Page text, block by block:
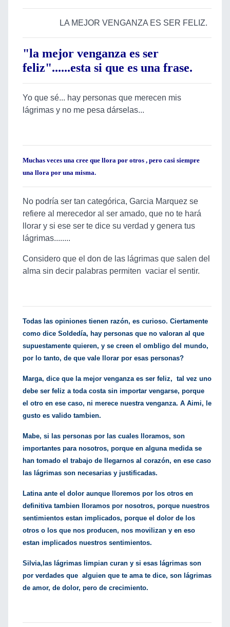
LA MEJOR VENGANZA ES SER FELIZ.
"la mejor venganza es ser
feliz"......esta si que es una frase.
Yo que sé... hay personas que merecen mis
lágrimas y no me pesa dárselas...
Muchas veces una cree que llora por otros , pero casi siempre
una llora por una misma.
No podría ser tan categórica, Garcia Marquez se
refiere al merecedor al ser amado, que no te hará
llorar y si ese ser te dice su verdad y genera tus
lágrimas........
Considero que el don de las lágrimas que salen del
alma sin decir palabras permiten vaciar el sentir.
Todas las opiniones tienen razón, es curioso. Ciertamente
como dice Soldedía, hay personas que no valoran al que
supuestamente quieren, y se creen el ombligo del mundo,
por lo tanto, de que vale llorar por esas personas?
Marga, dice que la mejor venganza es ser feliz, tal vez uno
debe ser feliz a toda costa sin importar vengarse, porque
el otro en ese caso, ni merece nuestra venganza. A Aimi, le
gusto es valido tambien.
Mabe, si las personas por las cuales lloramos, son
importantes para nosotros, porque en alguna medida se
han tomado el trabajo de llegarnos al corazón, en ese caso
las lágrimas son necesarias y justificadas.
Latina ante el dolor aunque lloremos por los otros en
definitiva tambien lloramos por nosotros, porque nuestros
sentimientos estan implicados, porque el dolor de los
otros o los que nos producen, nos movilizan y en eso
estan implicados nuestros sentimientos.
Silvia,las lágrimas limpian curan y si esas lágrimas son
por verdades que alguien que te ama te dice, son lágrimas
de amor, de dolor, pero de crecimiento.